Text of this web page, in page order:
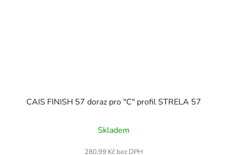
CAIS FINISH 57 doraz pro "C" profil STRELA 57
Skladem
280,99 Kč bez DPH